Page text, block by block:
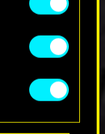
sur notre
ci-